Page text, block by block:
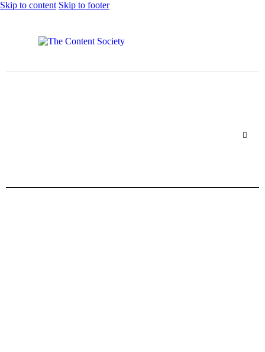
Skip to content Skip to footer